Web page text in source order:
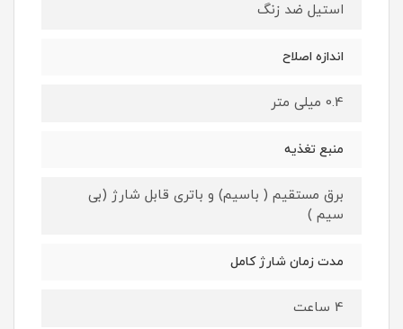
استیل ضد زنگ
اندازه اصلاح
0.4 میلی متر
منبع تغذیه
برق مستقیم ( باسیم) و باتری قابل شارژ (بی
سیم )
مدت زمان شارژ کامل
4 ساعت